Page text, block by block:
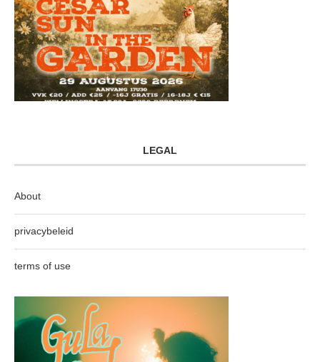
LEGAL
About
privacybeleid
terms of use